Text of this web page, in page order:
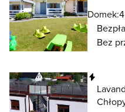
Domek:
Bez